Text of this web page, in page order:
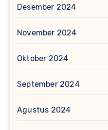
Desember 2024
November 2024
Oktober 2024
September 2024
Agustus 2024